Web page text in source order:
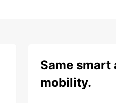
Same smart
mobility.